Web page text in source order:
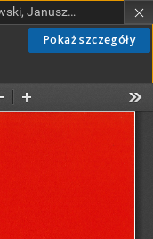
Pokaż szczegóły
Majewski, Janusz (1931-2024); Clark, Patrick G. (pseud.)